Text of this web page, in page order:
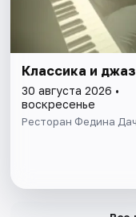
Классика и джаз
30 августа 2026 •
воскресенье
Ресторан Федина